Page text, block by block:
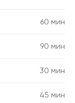
60 мин
90 мин
30 мин
45 мин